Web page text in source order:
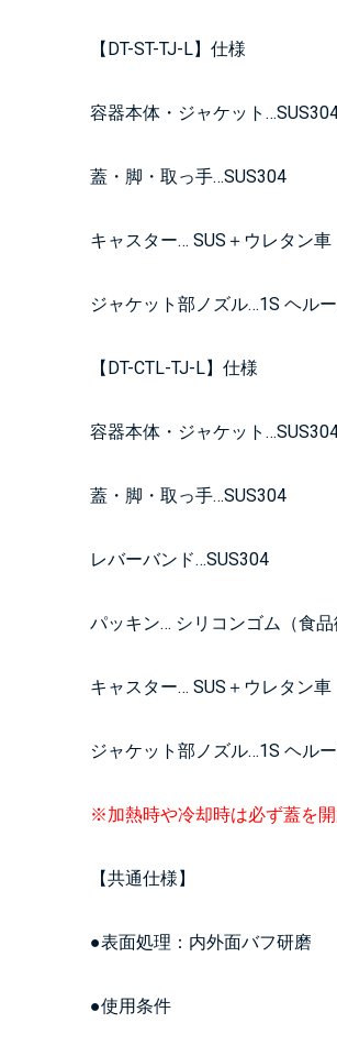
【DT-ST-TJ-L】仕様
容器本体・ジャケット
蓋・脚・取っ手…SUS304
キャスター… SUS＋ウレタン車
ジャケット部ノズル…1S ヘル
【DT-CTL-TJ-L】仕様
容器本体・ジャケット
蓋・脚・取っ手…SUS304
レバーバンド…SUS304
パッキン… シリコンゴム（食品
キャスター… SUS＋ウレタン車
ジャケット部ノズル…1S ヘル
※加熱時や冷却時は必ず蓋を開
【共通仕様】
●表面処理：内外面バフ研磨
●使用条件